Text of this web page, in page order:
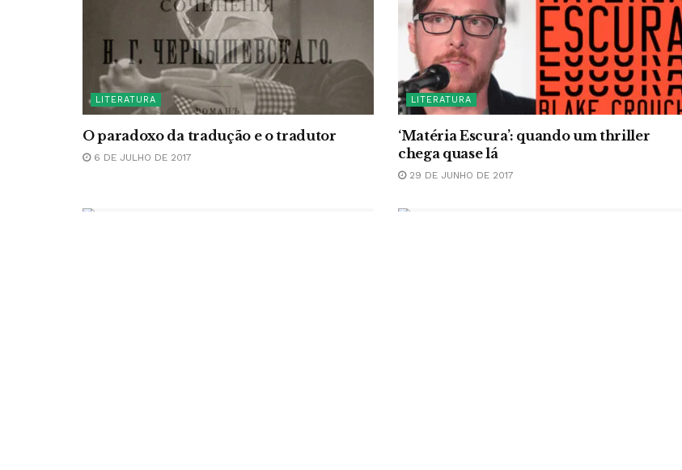
LITERATURA
O paradoxo da tradução e o tradutor
6 DE JULHO DE 2017
LITERATURA
‘Matéria Escura’: quando um thriller
chega quase lá
29 DE JUNHO DE 2017